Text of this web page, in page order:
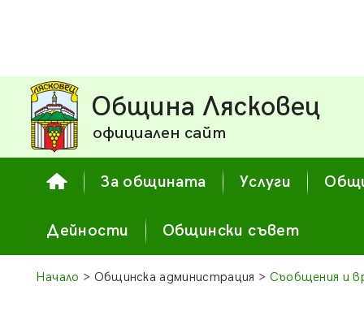
Община Лясковец
официален сайт
За общината Услуги
Дейности Общински съвет
Начало > Общинска администрация > Съобщения и